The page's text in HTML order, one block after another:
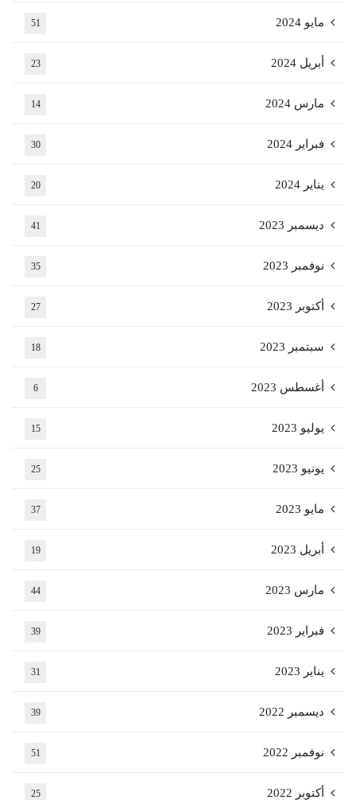
مايو 2024 51
أبريل 2024 23
مارس 2024 14
فبراير 2024 30
يناير 2024 20
ديسمبر 2023 41
نوفمبر 2023 35
أكتوبر 2023 27
سبتمبر 2023 18
أغسطس 2023 6
يوليو 2023 15
يونيو 2023 25
مايو 2023 37
أبريل 2023 19
مارس 2023 44
فبراير 2023 39
يناير 2023 31
ديسمبر 2022 39
نوفمبر 2022 51
أكتوبر 2022 25